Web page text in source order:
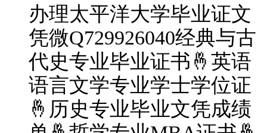
办理太平洋大学毕业证文
凭微Q729926040经典与古
代史专业毕业证书🤞英语
语言文学专业学士学位证
🤞历史专业毕业文凭成绩